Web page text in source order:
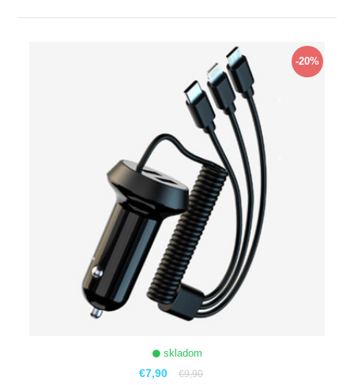
-20%
skladom
€7,90 €9,90